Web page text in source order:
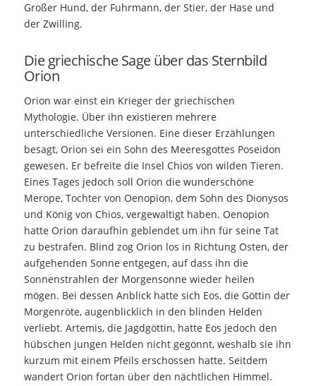
Großer Hund, der Fuhrmann, der Stier, der Hase und
der Zwilling.
Die griechische Sage über das Sternbild
Orion
Orion war einst ein Krieger der griechischen
Mythologie. Über ihn existieren mehrere
unterschiedliche Versionen. Eine dieser Erzählungen
besagt, Orion sei ein Sohn des Meeresgottes Poseidon
gewesen. Er befreite die Insel Chios von wilden Tieren.
Eines Tages jedoch soll Orion die wunderschöne
Merope, Tochter von Oenopion, dem Sohn des Dionysos
und König von Chios, vergewaltigt haben. Oenopion
hatte Orion daraufhin geblendet um ihn für seine Tat
zu bestrafen. Blind zog Orion los in Richtung Osten, der
aufgehenden Sonne entgegen, auf dass ihn die
Sonnenstrahlen der Morgensonne wieder heilen
mögen. Bei dessen Anblick hatte sich Eos, die Göttin der
Morgenröte, augenblicklich in den blinden Helden
verliebt. Artemis, die Jagdgöttin, hatte Eos jedoch den
hübschen jungen Helden nicht gegönnt, weshalb sie ihn
kurzum mit einem Pfeils erschossen hatte. Seitdem
wandert Orion fortan über den nächtlichen Himmel.